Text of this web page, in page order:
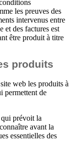
les preuves des
intervenus entre
et des factures est
être produit à titre
produits
web les produits à
permettent de
prévoit la
avant la
essentielles des